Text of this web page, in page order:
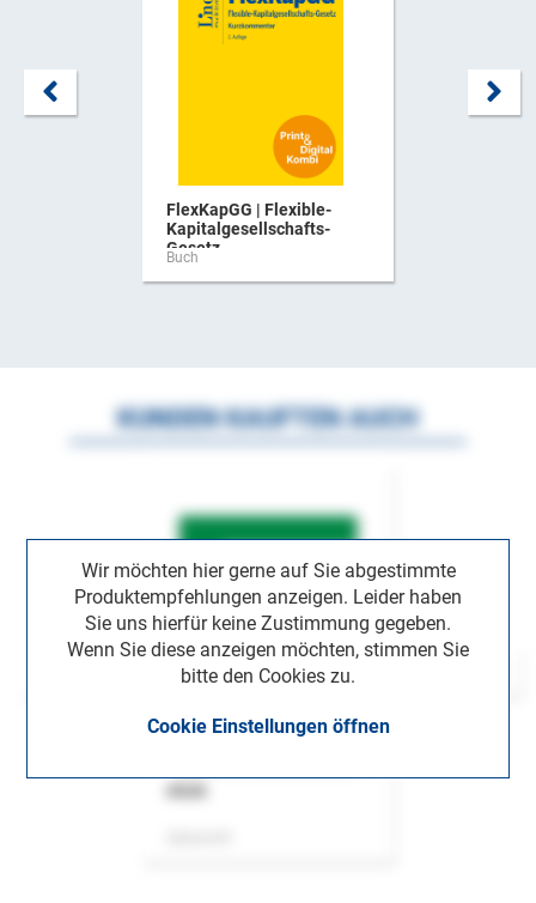
FlexKapGG | Flexible-
Kapitalgesellschafts-
Gesetz ...
Buch
Wir möchten hier gerne auf Sie abgestimmte
Produktempfehlungen anzeigen. Leider haben
Sie uns hierfür keine Zustimmung gegeben.
Wenn Sie diese anzeigen möchten, stimmen Sie
bitte den Cookies zu.
Cookie Einstellungen öffnen
KUNDEN KAUFTEN AUCH